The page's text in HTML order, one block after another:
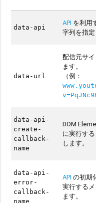
data-api
API を利用
字列を指定
data-url
配信元サ
ます。
（例：
data-api-
create-
callback-
name
DOM
に実行す
します。
data-api-
error-
callback-
name
API の初期
実行する
ます。